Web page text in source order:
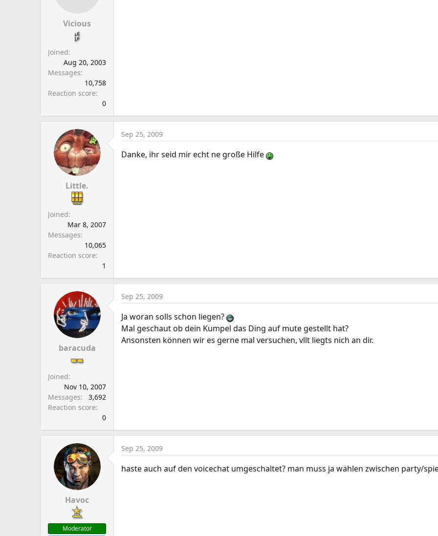
Vicious
Joined
Aug 20, 2003
Messages
10,758
Reaction score
0
Little.
Joined
Mar 8, 2007
Messages
10,065
Reaction score
1
Sep 25, 2009
Danke, ihr seid mir echt ne große Hilfe
baracuda
Joined
Nov 10, 2007
Messages
3,692
Reaction score
0
Sep 25, 2009
Ja woran solls schon liegen?
Mal geschaut ob dein Kumpel das Ding auf mute gestellt hat?
Ansonsten können wir es gerne mal versuchen, vllt liegts nich an dir.
Havoc
Moderator
Sep 25, 2009
haste auch auf den voicechat umgeschaltet? man muss ja wählen zwischen party/